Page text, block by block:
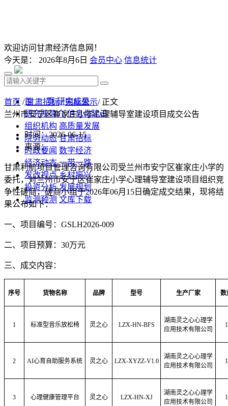
欢迎访问甘肃经济信息网！
今天是： 2026年8月6日 会员中心 信息统计
首 页 研究成果
研究院简介 信息化建设
组织机构 高质量发展
院务动态 甘肃招标
时政要闻 数字经济
经济动态 一带一路
发改视点 乡村振兴
投资分析 发展规划
监测预测 文库下载
首页 /甘肃招标/中标公示/ 正文
兰州市安宁区崔家庄小学心理辅导室建设项目成交公告
时间：2026-06-15
来源：
甘肃利航项目管理咨询有限公司受兰州市安宁区崔家庄小学的
委托，对兰州市安宁区崔家庄小学心理辅导室建设项目组织竞
争性磋商，磋商小组于2026年06月 15 日确定成交结果，现将结
果公布如下：
一、项目编号： GSLH2026-009
二、项目预算： 30万元
三、成交内容：
序号 货物名称 品牌 型号 生产厂家 数
1 标准型音乐放松椅 灵之心 LZX-HN-BFS
湖南灵之心心理学
应用技术有限公司
1
2 AI心育自助服务系统 灵之心 LZX-XYZZ-V1.0
湖南灵之心心理学
应用技术有限公司
1
3 心理健康管理平台 灵之心 LZX-HN-XJ
湖南灵之心心理学
应用技术有限公司
1